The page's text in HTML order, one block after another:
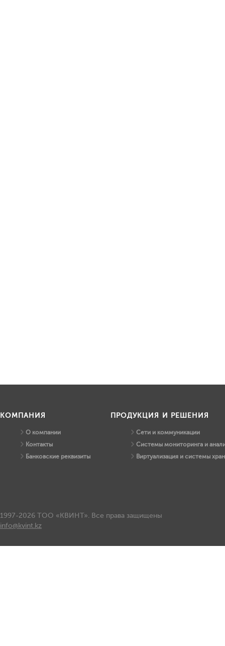
КОМПАНИЯ
О компании
Контакты
Банковские реквизиты
ПРОДУКЦИЯ И РЕШЕНИЯ
Сети и коммуникации
Системы мониторинга и
Виртуализация и системы
1997-2026 ТОО «КВИНТ». Все права защищены
info@kvint.kz